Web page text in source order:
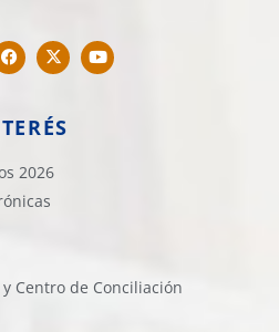
2026
Centro de Conciliación